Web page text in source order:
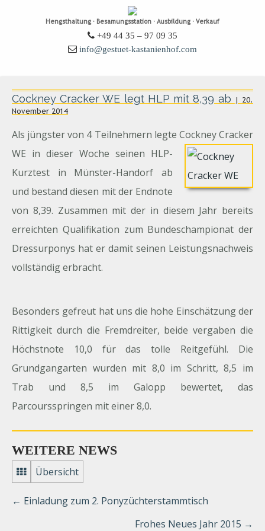
Hengsthaltung · Besamungsstation · Ausbildung · Verkauf
+49 44 35 – 97 09 35
info@gestuet-kastanienhof.com
Cockney Cracker WE legt HLP mit 8,39 ab | 20.
November 2014
Als jüngster von 4 Teilnehmern legte Cockney Cracker
WE in dieser Woche seinen HLP-
Kurztest in Münster-Handorf ab
und bestand diesen mit der Endnote
von 8,39. Zusammen mit der in diesem Jahr bereits
erreichten Qualifikation zum Bundeschampionat der
Dressurponys hat er damit seinen Leistungsnachweis
vollständig erbracht.
Besonders gefreut hat uns die hohe Einschätzung der
Rittigkeit durch die Fremdreiter, beide vergaben die
Höchstnote 10,0 für das tolle Reitgefühl. Die
Grundgangarten wurden mit 8,0 im Schritt, 8,5 im
Trab und 8,5 im Galopp bewertet, das
Parcoursspringen mit einer 8,0.
WEITERE NEWS
Übersicht
← Einladung zum 2. Ponyzüchterstammtisch
Frohes Neues Jahr 2015 →